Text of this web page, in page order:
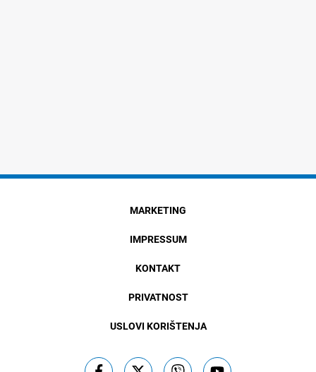
MARKETING
IMPRESSUM
KONTAKT
PRIVATNOST
USLOVI KORIŠTENJA